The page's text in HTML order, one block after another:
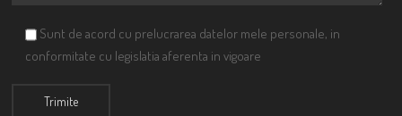
Sunt de acord cu prelucrarea datelor mele personale, in
conformitate cu legislatia aferenta in vigoare